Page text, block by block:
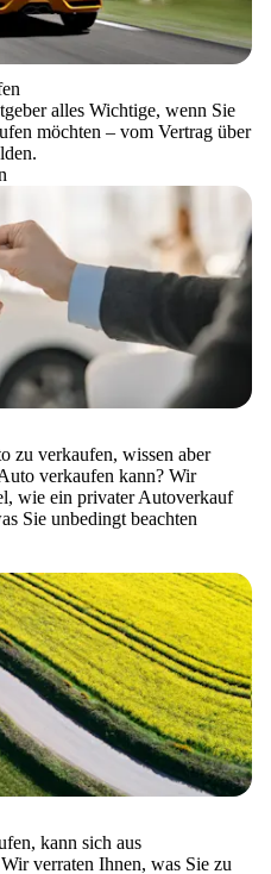
alles Wichtige, wenn Sie
möchten – vom Vertrag über
zu verkaufen, wissen aber
verkaufen kann? Wir
wie ein privater Autoverkauf
Sie unbedingt beachten
kann sich aus
verraten Ihnen, was Sie zu